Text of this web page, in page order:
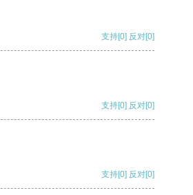
支持[0] 反对[0]
支持[0] 反对[0]
支持[0] 反对[0]